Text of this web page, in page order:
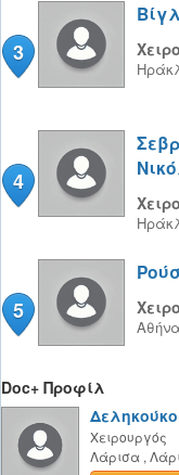
3
4
5
Αθήνα
Doc+ Προφίλ
Χειρουργός
Λάρισα ,